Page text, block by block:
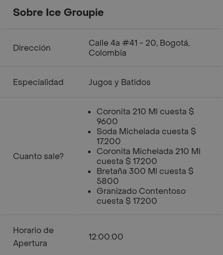
Sobre Ice Groupie
Dirección
Calle 4a #41 - 20, Bogotá,
Colombia
Especialidad Jugos y Batidos
Cuanto sale?
Coronita 210 Ml cuesta $
9600
Soda Michelada cuesta $
17.200
Coronita Michelada 210 Ml
cuesta $ 17.200
Bretaña 300 Ml cuesta $
5800
Granizado Contentoso
cuesta $ 17.200
Horario de
Apertura
12:00:00